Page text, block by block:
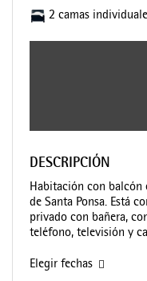
2 camas
DESCRIPCIÓN
Habitación con balcón
de Santa Ponsa. Está
privado con bañera,
teléfono, televisión y
Elegir fechas